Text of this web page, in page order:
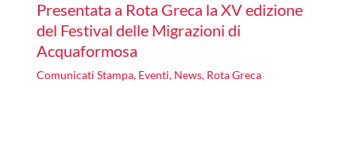
Presentata a Rota Greca la XV edizione
del Festival delle Migrazioni di
Acquaformosa
Comunicati Stampa, Eventi, News, Rota Greca